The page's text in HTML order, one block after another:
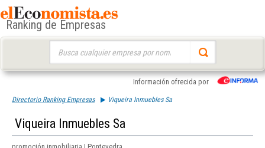
Ranking de Empresas
Información ofrecida por
Directorio Ranking Empresas Viqueira Inmuebles Sa
Viqueira Inmuebles Sa